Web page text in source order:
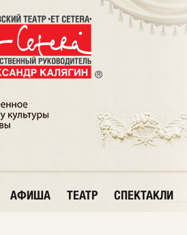
АФИША ТЕАТР СПЕКТАКЛИ